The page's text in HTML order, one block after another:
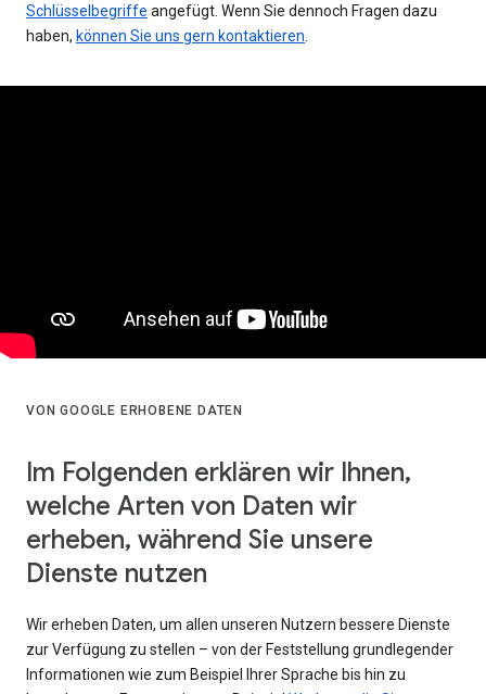
Schlüsselbegriffe angefügt. Wenn Sie dennoch Fragen dazu
haben, können Sie uns gern kontaktieren
VON GOOGLE ERHOBENE DATEN
Im Folgenden erklären wir Ihnen,
welche Arten von Daten wir
erheben, während Sie unsere
Dienste nutzen
Wir erheben Daten, um allen unseren Nutzern bessere Dienste
zur Verfügung zu stellen – von der Feststellung grundlegender
Informationen wie zum Beispiel Ihrer Sprache bis hin zu